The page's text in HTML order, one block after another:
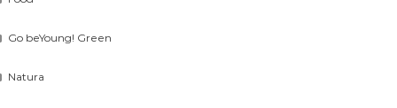
Go beYoung! Green
Natura